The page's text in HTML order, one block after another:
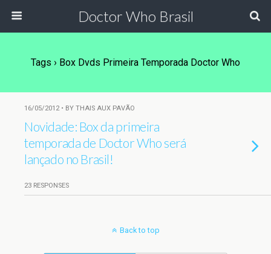
Doctor Who Brasil
Tags › Box Dvds Primeira Temporada Doctor Who
16/05/2012 • BY THAIS AUX PAVÃO
Novidade: Box da primeira
temporada de Doctor Who será
lançado no Brasil!
23 RESPONSES
Back to top